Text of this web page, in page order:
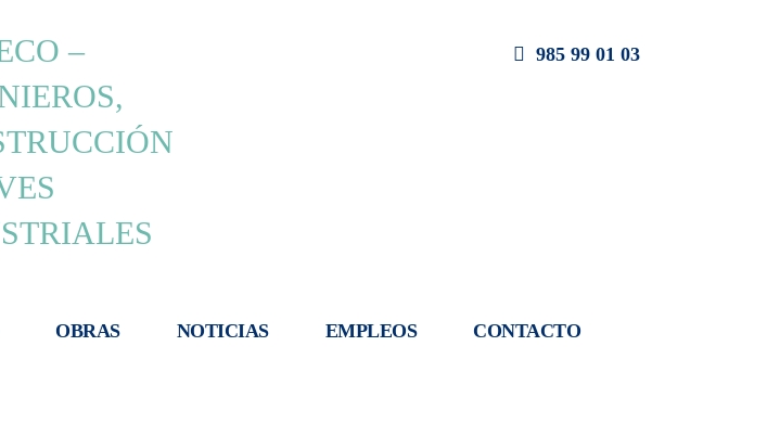
985 99 01 03
OBRAS NOTICIAS EMPLEOS CONTACTO